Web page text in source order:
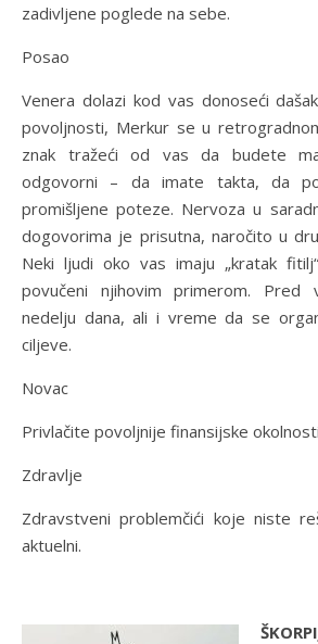
zadivljene poglede na sebe.
Posao
Venera dolazi kod vas donoseći
povoljnosti, Merkur se u
znak tražeći od vas da budete
odgovorni – da imate takta, da
promišljene poteze. Nervoza u
dogovorima je prisutna, naročito u
Neki ljudi oko vas imaju „kratak
povučeni njihovim primerom. Pred
nedelju dana, ali i vreme da se
ciljeve.
Novac
Privlačite povoljnije finansijske
Zdravlje
Zdravstveni problemčići koje niste
aktuelni.